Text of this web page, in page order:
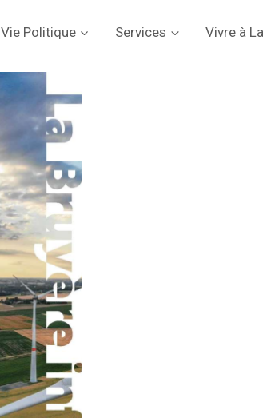
Vie Politique Services Vivre à